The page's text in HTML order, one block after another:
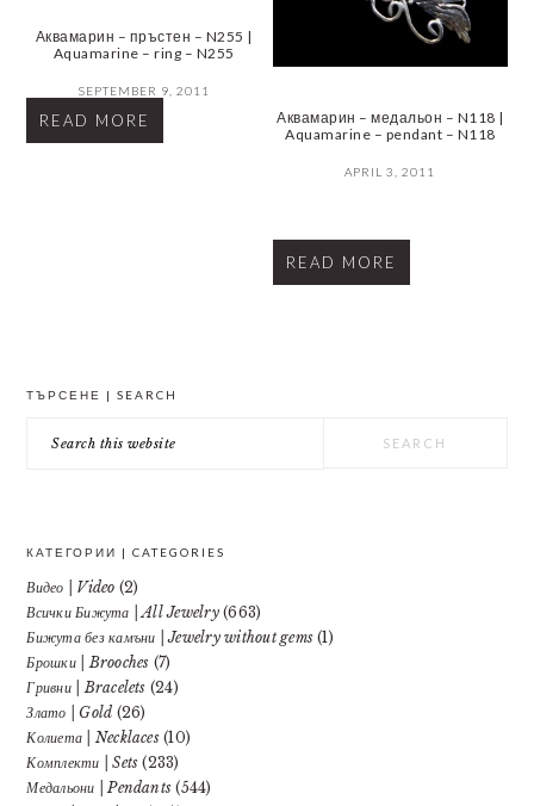
Аквамарин – пръстен – N255 |
Aquamarine – ring – N255
SEPTEMBER 9, 2011
READ MORE
Аквамарин – медальон – N118 |
Aquamarine – pendant – N118
APRIL 3, 2011
READ MORE
ТЪРСЕНЕ | SEARCH
this
КАТЕГОРИИ | CATEGORIES
Видео | Video (2)
Всички Бижута | All Jewelry(663)
Бижута без камъни | Jewelry without gems (1)
Брошки | Brooches (7)
Гривни | Bracelets (24)
Злато | Gold (26)
Колиета | Necklaces(10)
Комплекти | Sets (233)
Медальони | Pendants (544)